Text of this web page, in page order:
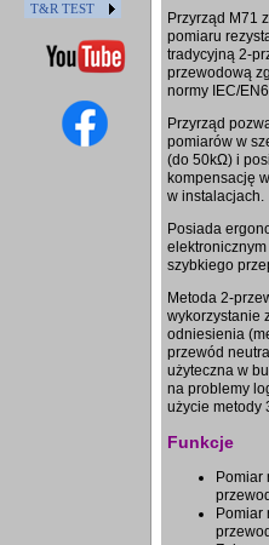
T&R TEST
Przyrząd M71
pomiaru
tradycyjną 2-
przewodową
normy IEC/
Przyrząd
pomiarów w
(do 50kΩ) i
kompensację
w instalacjach.
Posiada
szybkiego
Metoda 2-
wykorzystanie
odniesienia
przewód
użyteczna w
na problemy
użycie metody
Funkcje
Pomiar
Pomiar